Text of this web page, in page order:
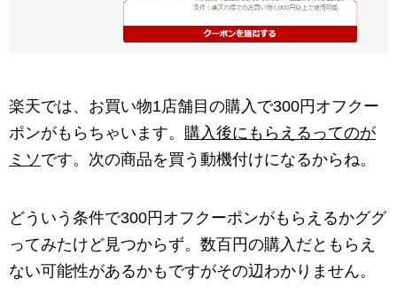
楽天では、お買い物1店舗目の購入で300円オフクー
ポンがもらちゃいます。 購入後にもらえるってのが
ミソです。次の商品を買う動機付けになるからね。
どういう条件で300円オフクーポンがもらえるかググ
ってみたけど見つからず。数百円の購入だともらえ
ない可能性があるかもですがその辺わかりません。